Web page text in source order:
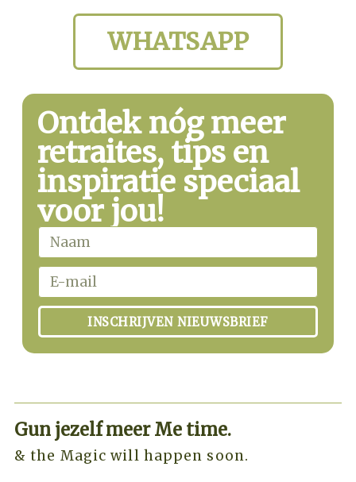
WHATSAPP
Ontdek nóg meer
retraites, tips en
inspiratie speciaal
voor jou!
INSCHRIJVEN NIEUWSBRIEF
Gun jezelf meer Me time.​
& the Magic will happen soon.